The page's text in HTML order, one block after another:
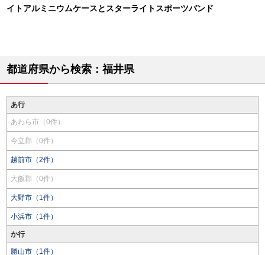
イトアルミニウムケースとスターライトスポーツバンド
都道府県から検索：福井県
あ行
あわら市（0件）
今立郡（0件）
越前市（2件）
大飯郡（0件）
大野市（1件）
小浜市（1件）
か行
勝山市（1件）